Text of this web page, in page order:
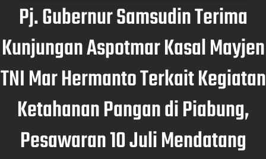
Pj. Gubernur Samsudin Terima
Kunjungan Aspotmar Kasal Mayjen
TNI Mar Hermanto Terkait Kegiatan
Ketahanan Pangan di Piabung,
Pesawaran 10 Juli Mendatang